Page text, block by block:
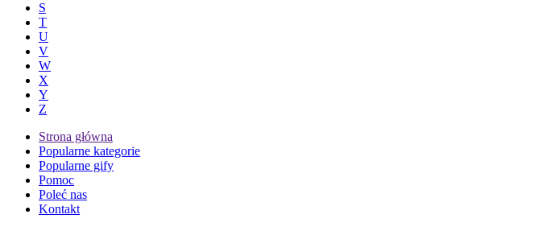
S
T
U
V
W
X
Y
Z
Strona główna
Popularne kategorie
Popularne gify
Pomoc
Poleć nas
Kontakt